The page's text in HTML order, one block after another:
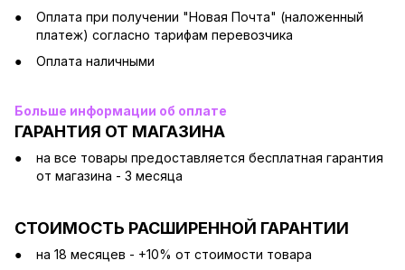
Оплата при получении "Новая Почта" (наложенный
платеж) согласно тарифам перевозчика
Оплата наличными
Больше информации об оплате
ГАРАНТИЯ ОТ МАГАЗИНА
на все товары предоставляется бесплатная гарантия
от магазина - 3 месяца
СТОИМОСТЬ РАСШИРЕННОЙ ГАРАНТИИ
на 18 месяцев - +10% от стоимости товара